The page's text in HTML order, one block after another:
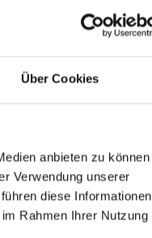
Über Cookies
anbieten zu können
Verwendung unserer
diese Informationen
Rahmen Ihrer Nutzung